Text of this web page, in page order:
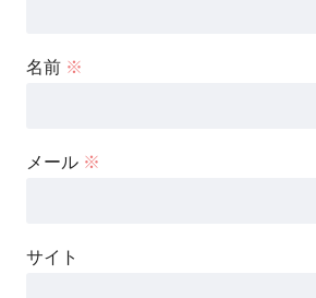
名前 ※
メール ※
サイト